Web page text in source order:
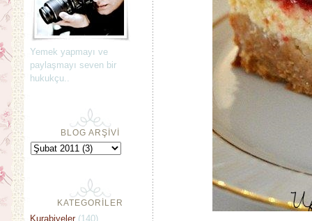
Yemek yapmayı ve
paylaşmayı seven bir
hukukçu..
BLOG ARŞİVİ
KATEGORİLER
Kurabiyeler (140)